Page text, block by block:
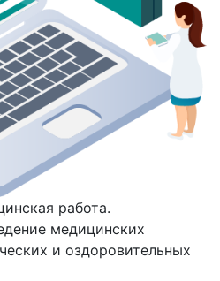
работа.
медицинских
и оздоровительных